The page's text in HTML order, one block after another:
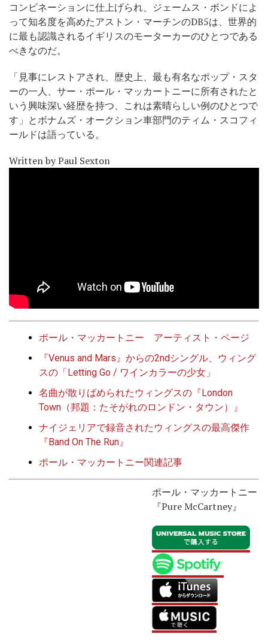
コンビネーションに仕上げられ、ジェームス・ボンドによ
って知名度を高めたアストン・マーチンのDB5は、世界的
に最も認識されるイギリスのモーターカーのひとつである
べきなのだ。
「見事にレストアされ、歴史上、最も有名なポップ・スタ
ーの一人、サー・ポール・マッカートニーに所有されたと
いう興味深い経歴を持つ、これは素晴らしい例のひとつで
す」とボナムズ・オークション車部門のティム・スコフィ
ールドは語っている。
Written by Paul Sexton
ポール・マッカートニー アーティスト・ページ
『Venus and Mars』からの2ndシングル、ウィング
スの「Letting Go / ワインカラーの少女」
名曲が散りばめられたウィングスの『London
Town（邦題：たそがれのロンドン・タウン）』
ナイジェリアで録音されたウィングスの最高傑作
『Band On The Run』
ポール・マッカートニー関連記事
ポール・マッカートニー
『Pure McCartney』